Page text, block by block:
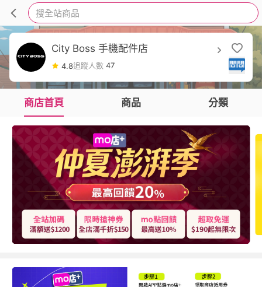
搜全站商品
City Boss 手機配件店
4.8追蹤人數 47
商店首頁 商品 分類